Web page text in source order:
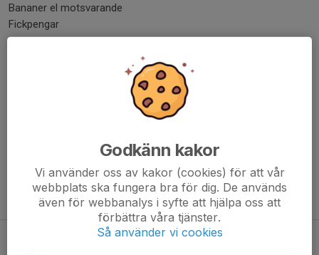
Bananer el motsvarande
Fickpengar
Tidigare nyheter
Inför säsongen 2026/2027
Godkänn kakor
Vi använder oss av kakor (cookies) för att vår
webbplats ska fungera bra för dig. De används
även för webbanalys i syfte att hjälpa oss att
förbättra våra tjänster.
Så använder vi cookies